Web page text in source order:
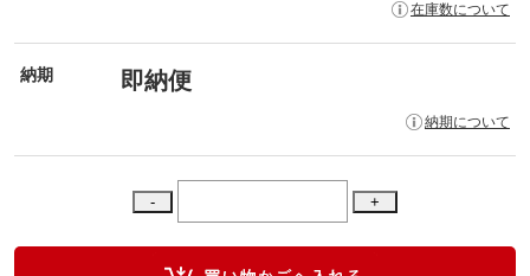
在庫数について
納期 即納便
納期について